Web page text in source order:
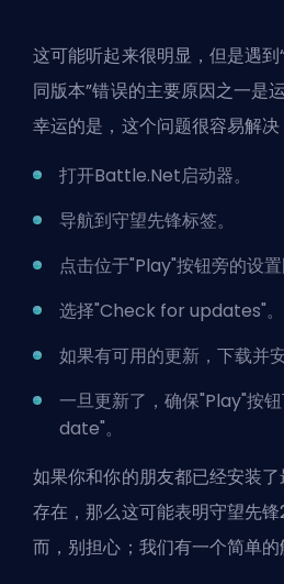
这可能听起来很明显，但是遇
同版本”错误的主要原因之一是
幸运的是，这个问题很容易解决
打开Battle.Net启动器。
导航到守望先锋标签。
点击位于"Play"按钮旁的设置
选择"Check for updates"。
如果有可用的更新，下载并安
一旦更新了，确保"Play"按
date"。
如果你和你的朋友都已经安装
存在，那么这可能表明守望先
而，别担心；我们有一个简单的